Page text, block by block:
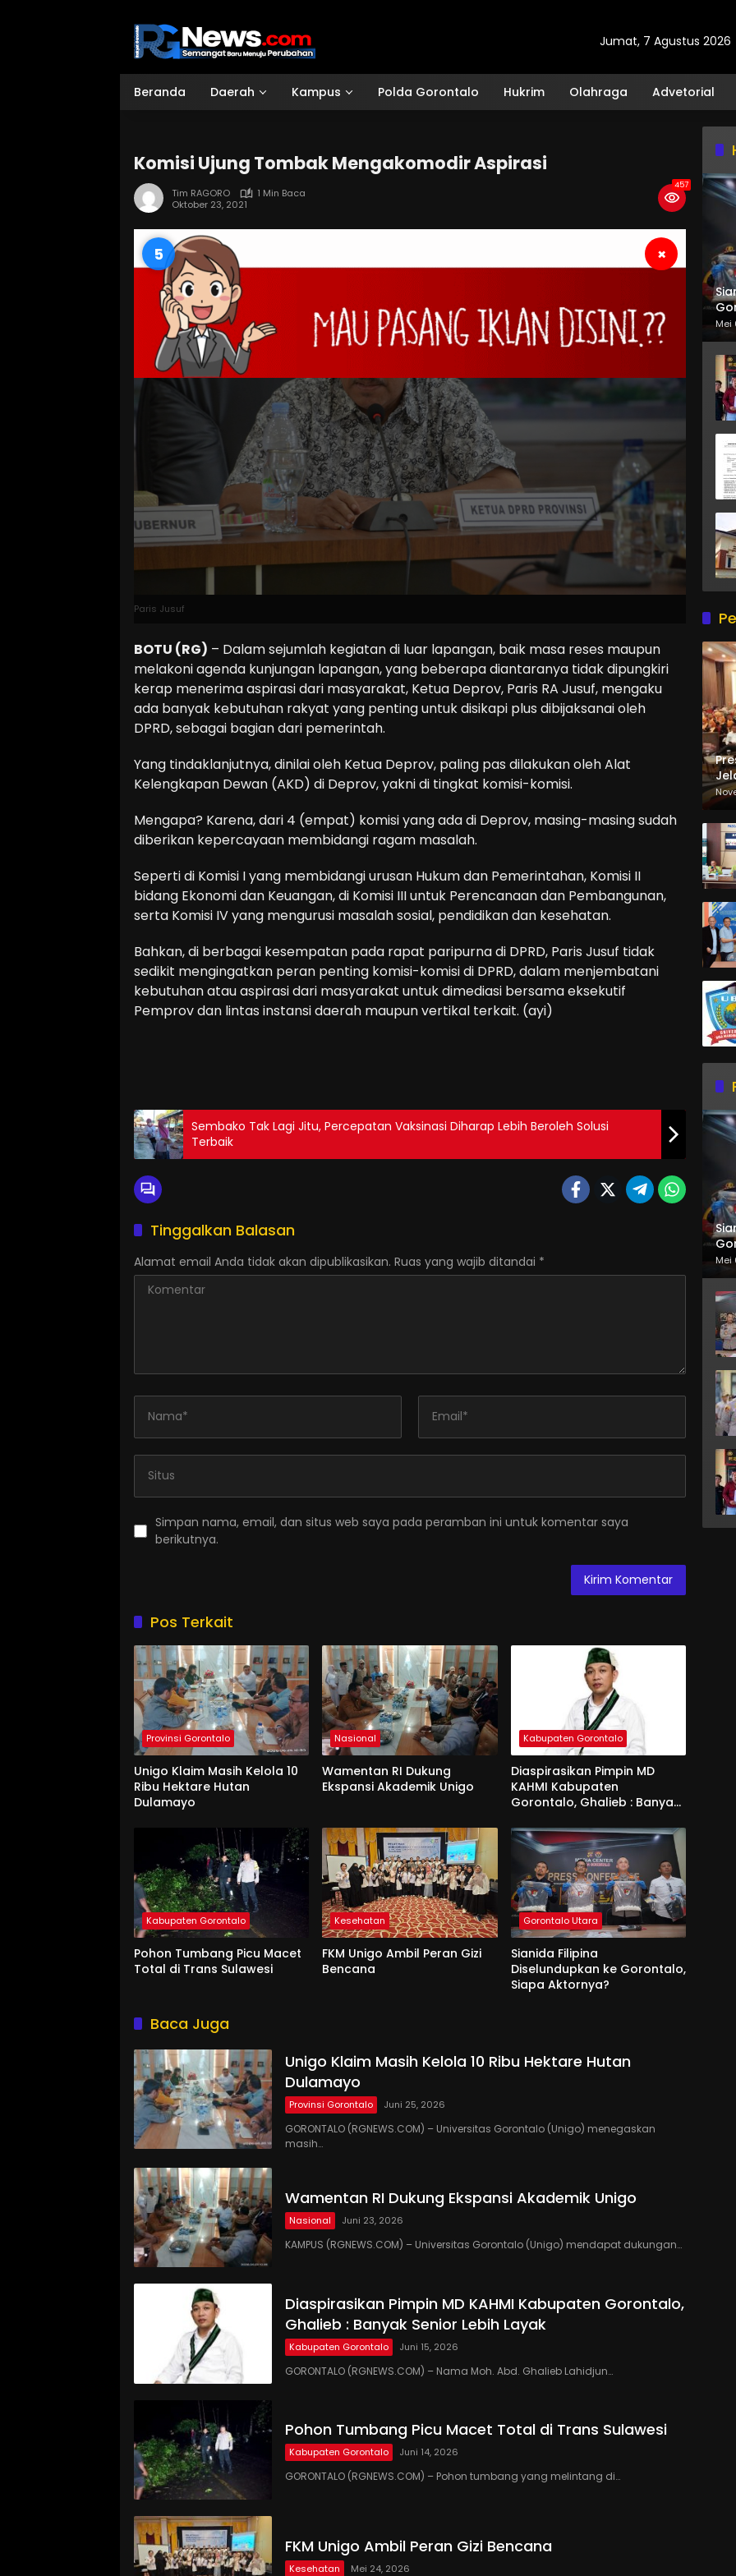
Jumat, 7 Agustus 2026
Beranda Daerah Kampus Polda Gorontalo Hukrim Olahraga Advetorial
Komisi Ujung Tombak Mengakomodir Aspirasi
Tim RAGORO
1 Min Baca
Oktober 23, 2021
457
4 ×
Paris Jusuf
BOTU (RG) – Dalam sejumlah kegiatan di luar lapangan, baik masa reses maupun
melakoni agenda kunjungan lapangan, yang beberapa diantaranya tidak dipungkiri
kerap menerima aspirasi dari masyarakat, Ketua Deprov, Paris RA Jusuf, mengaku
ada banyak kebutuhan rakyat yang penting untuk disikapi plus dibijaksanai oleh
DPRD, sebagai bagian dari pemerintah.
Yang tindaklanjutnya, dinilai oleh Ketua Deprov, paling pas dilakukan oleh Alat
Kelengkapan Dewan (AKD) di Deprov, yakni di tingkat komisi-komisi.
Mengapa? Karena, dari 4 (empat) komisi yang ada di Deprov, masing-masing sudah
diberikan kepercayaan membidangi ragam masalah.
Seperti di Komisi I yang membidangi urusan Hukum dan Pemerintahan, Komisi II
bidang Ekonomi dan Keuangan, di Komisi III untuk Perencanaan dan Pembangunan,
serta Komisi IV yang mengurusi masalah sosial, pendidikan dan kesehatan.
Bahkan, di berbagai kesempatan pada rapat paripurna di DPRD, Paris Jusuf tidak
sedikit mengingatkan peran penting komisi-komisi di DPRD, dalam menjembatani
kebutuhan atau aspirasi dari masyarakat untuk dimediasi bersama eksekutif
Pemprov dan lintas instansi daerah maupun vertikal terkait. (ayi)
Sembako Tak Lagi Jitu, Percepatan Vaksinasi Diharap Lebih Beroleh Solusi
Terbaik
Tinggalkan Balasan
Alamat email Anda tidak akan dipublikasikan. Ruas yang wajib ditandai *
Simpan nama, email, dan situs web saya pada peramban ini untuk komentar saya
berikutnya.
Pos Terkait
Provinsi Gorontalo
Unigo Klaim Masih Kelola 10
Ribu Hektare Hutan
Dulamayo
Nasional
Wamentan RI Dukung
Ekspansi Akademik Unigo
Kabupaten Gorontalo
Diaspirasikan Pimpin MD
KAHMI Kabupaten
Gorontalo, Ghalieb : Banyak
Kabupaten Gorontalo
Pohon Tumbang Picu Macet
Total di Trans Sulawesi
Kesehatan
FKM Unigo Ambil Peran Gizi
Bencana
Gorontalo Utara
Sianida Filipina
Diselundupkan ke Gorontalo,
Siapa Aktornya?
Baca Juga
Unigo Klaim Masih Kelola 10 Ribu Hektare Hutan
Dulamayo
Provinsi Gorontalo Juni 25, 2026
GORONTALO (RGNEWS.COM) – Universitas Gorontalo (Unigo) menegaskan
masih…
Wamentan RI Dukung Ekspansi Akademik Unigo
Nasional Juni 23, 2026
KAMPUS (RGNEWS.COM) – Universitas Gorontalo (Unigo) mendapat dukungan…
Diaspirasikan Pimpin MD KAHMI Kabupaten Gorontalo,
Ghalieb : Banyak Senior Lebih Layak
Kabupaten Gorontalo Juni 15, 2026
GORONTALO (RGNEWS.COM) – Nama Moh. Abd. Ghalieb Lahidjun…
Pohon Tumbang Picu Macet Total di Trans Sulawesi
Kabupaten Gorontalo Juni 14, 2026
GORONTALO (RGNEWS.COM) – Pohon tumbang yang melintang di…
FKM Unigo Ambil Peran Gizi Bencana
Kesehatan Mei 24, 2026
Mei
Mei